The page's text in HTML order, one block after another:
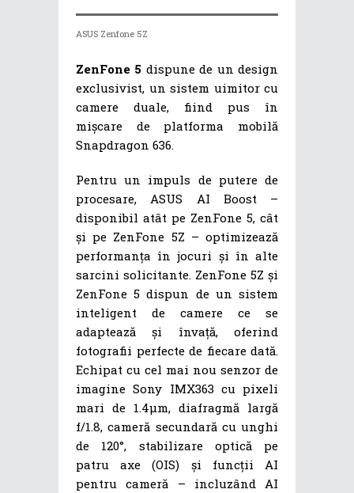
ASUS Zenfone 5Z
ZenFone 5 dispune de un design
exclusivist, un sistem uimitor cu
camere duale, fiind pus în
mișcare de platforma mobilă
Snapdragon 636.
Pentru un impuls de putere de
procesare, ASUS AI Boost –
disponibil atât pe ZenFone 5, cât
și pe ZenFone 5Z – optimizează
performanța în jocuri și în alte
sarcini solicitante. ZenFone 5Z și
ZenFone 5 dispun de un sistem
inteligent de camere ce se
adaptează și învață, oferind
fotografii perfecte de fiecare dată.
Echipat cu cel mai nou senzor de
imagine Sony IMX363 cu pixeli
mari de 1.4µm, diafragmă largă
f/1.8, cameră secundară cu unghi
de 120°, stabilizare optică pe
patru axe (OIS) și funcții AI
pentru cameră – incluzând AI